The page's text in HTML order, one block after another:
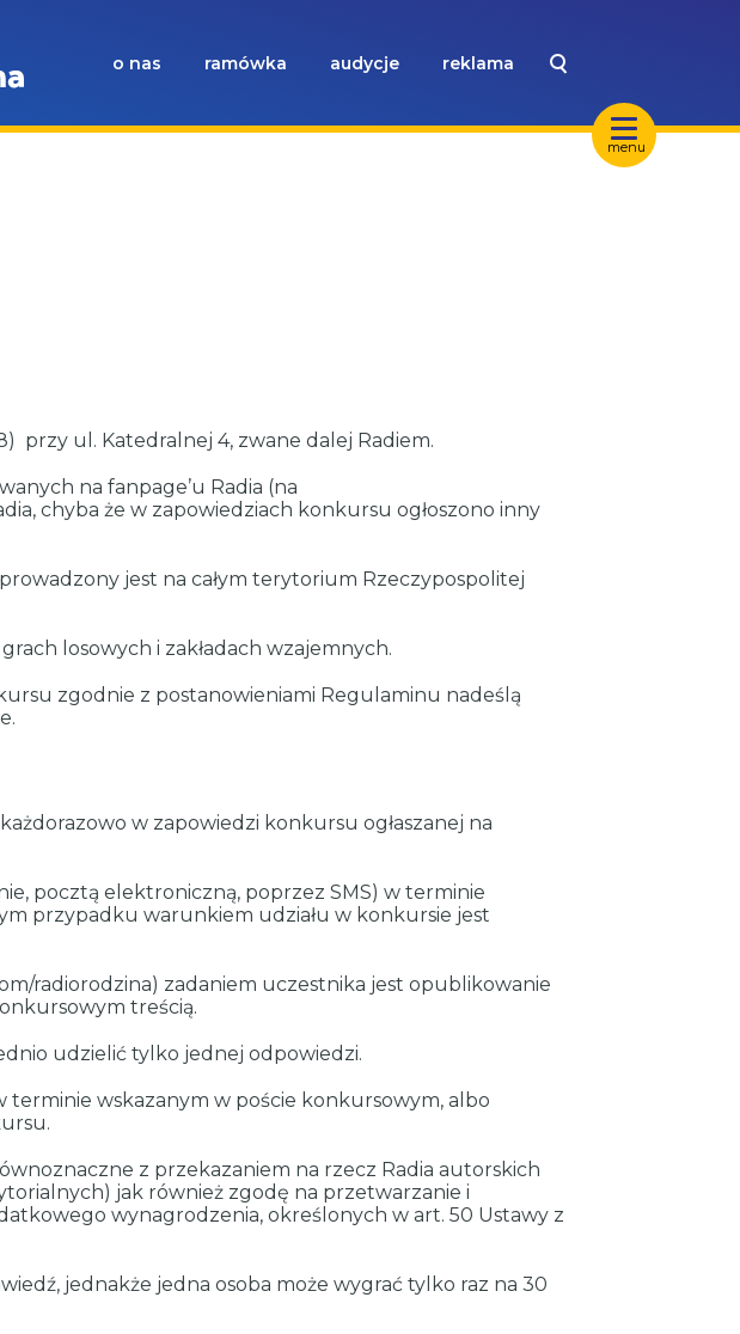
menu
o nas ramówka audycje reklama
przy ul. Katedralnej 4, zwane dalej Radiem.
na fanpage’u Radia (na
chyba że w zapowiedziach konkursu ogłoszono inny
jest na całym terytorium Rzeczypospolitej
losowych i zakładach wzajemnych.
zgodnie z postanowieniami Regulaminu nadeślą
w zapowiedzi konkursu ogłaszanej na
pocztą elektroniczną, poprzez SMS) w terminie
przypadku warunkiem udziału w konkursie jest
radiorodzina) zadaniem uczestnika jest opublikowanie
treścią.
udzielić tylko jednej odpowiedzi.
terminie wskazanym w poście konkursowym, albo
z przekazaniem na rzecz Radia autorskich
jak również zgodę na przetwarzanie i
wynagrodzenia, określonych w art. 50 Ustawy z
jednakże jedna osoba może wygrać tylko raz na 30